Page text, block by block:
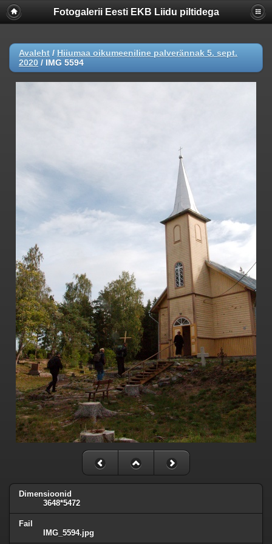
Fotogalerii Eesti EKB Liidu piltidega
Avaleht / Hiiumaa oikumeeniline palverännak 5. sept.
2020 / IMG 5594
Dimensioonid
3648*5472
Fail
IMG_5594.jpg